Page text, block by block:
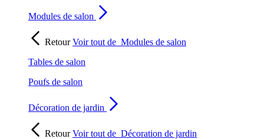
Modules de salon
RetourVoir tout de Modules de salon
Tables de salon
Poufs de salon
Décoration de jardin
RetourVoir tout de Décoration de jardin